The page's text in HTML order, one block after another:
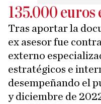
135.000 euros
Tras aportar la
ex asesor fue
externo
estratégicos e
desempeñando el
y diciembre de